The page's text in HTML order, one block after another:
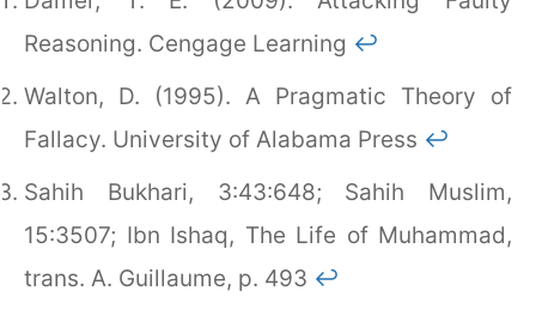
Reasoning. Cengage Learning ↩︎
Walton, D. (1995). A Pragmatic Theory of
Fallacy. University of Alabama Press ↩︎
Sahih Bukhari, 3:43:648; Sahih Muslim,
15:3507; Ibn Ishaq, The Life of Muhammad,
trans. A. Guillaume, p. 493 ↩︎